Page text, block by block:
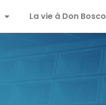
La vie à Don Bosco